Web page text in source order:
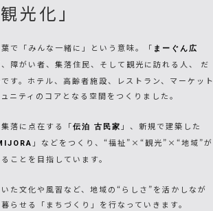
光化」
で「みんな一緒に」という意味。「 まーぐん広
障がい者、集落住民、そして観光に訪れる人、 だ
す。ホテル、高齢者施設、レストラン、マーケット
ニティのコアとなる空間をつくりました。
落に点在する「伝泊 古民家 」、新規で建築した
」などをつくり、“福祉”×“観光”×“地域”が
ことを目指しています。
た文化や風習など、地域の“らしさ”を活かしなが
らせる「まちづくり」を行なっていきます。